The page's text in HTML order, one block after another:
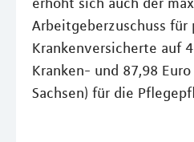
Arbeitgeberzuschuss für
Krankenversicherte auf
Kranken- und 87,98
Sachsen) für die